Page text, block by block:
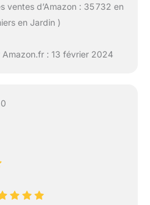
ventes d’Amazon : 35 732 en
en Jardin )
Amazon.fr : 13 février 2024